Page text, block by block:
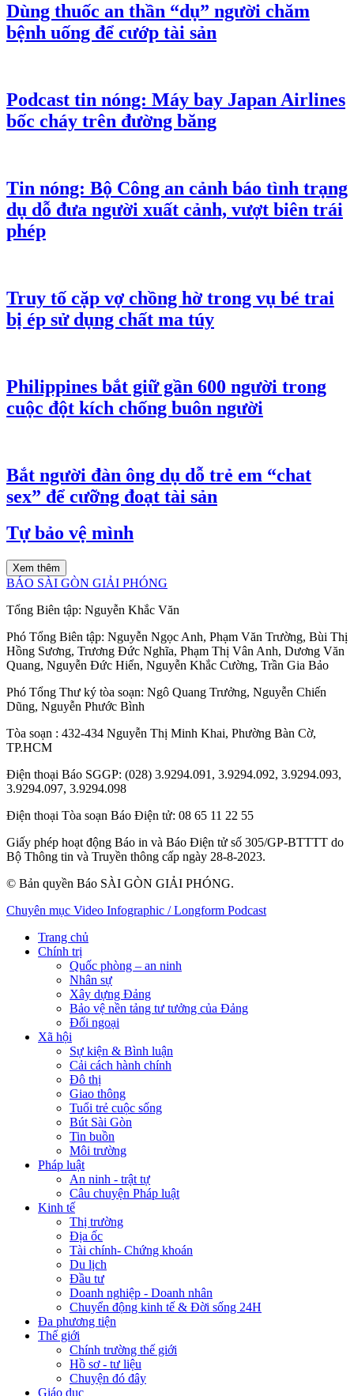
Dùng thuốc an thần “dụ” người chăm
bệnh uống để cướp tài sản
Podcast tin nóng: Máy bay Japan Airlines
bốc cháy trên đường băng
Tin nóng: Bộ Công an cảnh báo tình trạng
dụ dỗ đưa người xuất cảnh, vượt biên trái
phép
Truy tố cặp vợ chồng hờ trong vụ bé trai
bị ép sử dụng chất ma túy
Philippines bắt giữ gần 600 người trong
cuộc đột kích chống buôn người
Bắt người đàn ông dụ dỗ trẻ em “chat
sex” để cưỡng đoạt tài sản
Tự bảo vệ mình
Xem thêm
BÁO SÀI GÒN GIẢI PHÓNG
Tổng Biên tập: Nguyễn Khắc Văn
Phó Tổng Biên tập: Nguyễn Ngọc Anh, Phạm Văn Trường, Bùi Thị
Hồng Sương, Trương Đức Nghĩa, Phạm Thị Vân Anh, Dương Văn
Quang, Nguyễn Đức Hiển, Nguyễn Khắc Cường, Trần Gia Bảo
Phó Tổng Thư ký tòa soạn: Ngô Quang Trưởng, Nguyễn Chiến
Dũng, Nguyễn Phước Bình
Tòa soạn : 432-434 Nguyễn Thị Minh Khai, Phường Bàn Cờ,
TP.HCM
Điện thoại Báo SGGP: (028) 3.9294.091, 3.9294.092, 3.9294.093,
3.9294.097, 3.9294.098
Điện thoại Tòa soạn Báo Điện tử: 08 65 11 22 55
Giấy phép hoạt động Báo in và Báo Điện tử số 305/GP-BTTTT do
Bộ Thông tin và Truyền thông cấp ngày 28-8-2023.
© Bản quyền Báo SÀI GÒN GIẢI PHÓNG.
Chuyên mục Video Infographic / Longform Podcast
Trang chủ
Chính trị
Quốc phòng – an ninh
Nhân sự
Xây dựng Đảng
Bảo vệ nền tảng tư tưởng của Đảng
Đối ngoại
Xã hội
Sự kiện & Bình luận
Cải cách hành chính
Đô thị
Giao thông
Tuổi trẻ cuộc sống
Bút Sài Gòn
Tin buồn
Môi trường
Pháp luật
An ninh - trật tự
Câu chuyện Pháp luật
Kinh tế
Thị trường
Địa ốc
Tài chính- Chứng khoán
Du lịch
Đầu tư
Doanh nghiệp - Doanh nhân
Chuyển động kinh tế & Đời sống 24H
Đa phương tiện
Thế giới
Chính trường thế giới
Hồ sơ - tư liệu
Chuyện đó đây
Giáo dục